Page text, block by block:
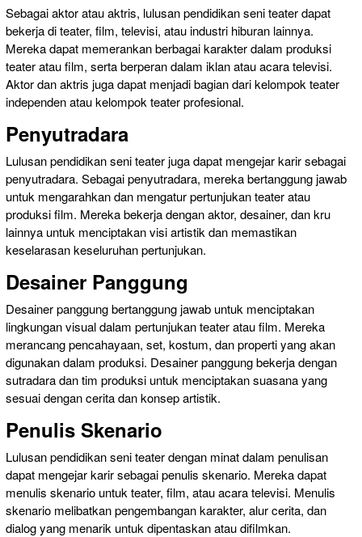
Sebagai aktor atau aktris, lulusan pendidikan seni teater dapat
bekerja di teater, film, televisi, atau industri hiburan lainnya.
Mereka dapat memerankan berbagai karakter dalam produksi
teater atau film, serta berperan dalam iklan atau acara televisi.
Aktor dan aktris juga dapat menjadi bagian dari kelompok teater
independen atau kelompok teater profesional.
Penyutradara
Lulusan pendidikan seni teater juga dapat mengejar karir sebagai
penyutradara. Sebagai penyutradara, mereka bertanggung jawab
untuk mengarahkan dan mengatur pertunjukan teater atau
produksi film. Mereka bekerja dengan aktor, desainer, dan kru
lainnya untuk menciptakan visi artistik dan memastikan
keselarasan keseluruhan pertunjukan.
Desainer Panggung
Desainer panggung bertanggung jawab untuk menciptakan
lingkungan visual dalam pertunjukan teater atau film. Mereka
merancang pencahayaan, set, kostum, dan properti yang akan
digunakan dalam produksi. Desainer panggung bekerja dengan
sutradara dan tim produksi untuk menciptakan suasana yang
sesuai dengan cerita dan konsep artistik.
Penulis Skenario
Lulusan pendidikan seni teater dengan minat dalam penulisan
dapat mengejar karir sebagai penulis skenario. Mereka dapat
menulis skenario untuk teater, film, atau acara televisi. Menulis
skenario melibatkan pengembangan karakter, alur cerita, dan
dialog yang menarik untuk dipentaskan atau difilmkan.